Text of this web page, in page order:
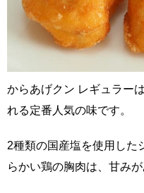
からあげクン レギュラー
れる定番人気の味です。
2種類の国産塩を使用した
らかい鶏の胸肉は、甘みが